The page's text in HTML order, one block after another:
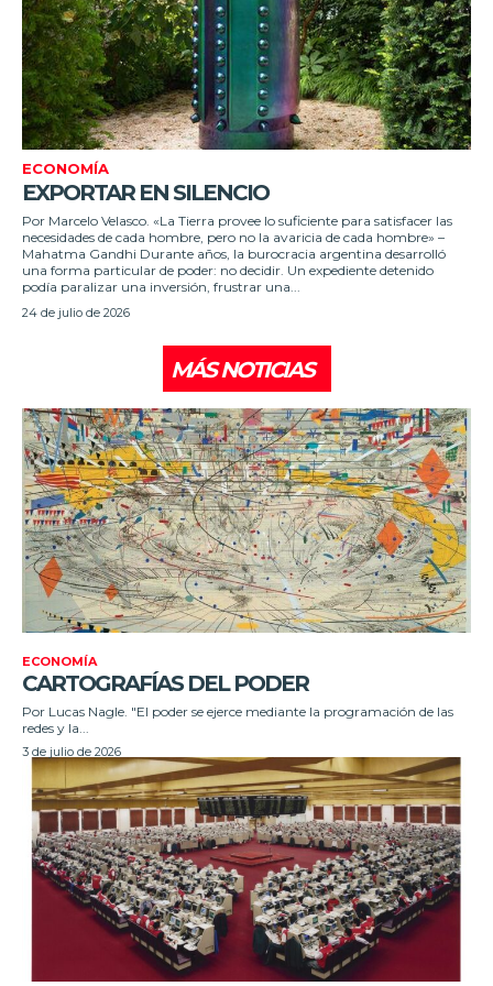
ECONOMÍA
EXPORTAR EN SILENCIO
Por Marcelo Velasco. «La Tierra provee lo suficiente para satisfacer las
necesidades de cada hombre, pero no la avaricia de cada hombre» –
Mahatma Gandhi Durante años, la burocracia argentina desarrolló
una forma particular de poder: no decidir. Un expediente detenido
podía paralizar una inversión, frustrar una...
24 de julio de 2026
MÁS NOTICIAS
ECONOMÍA
CARTOGRAFÍAS DEL PODER
Por Lucas Nagle. "El poder se ejerce mediante la programación de las
redes y la...
3 de julio de 2026